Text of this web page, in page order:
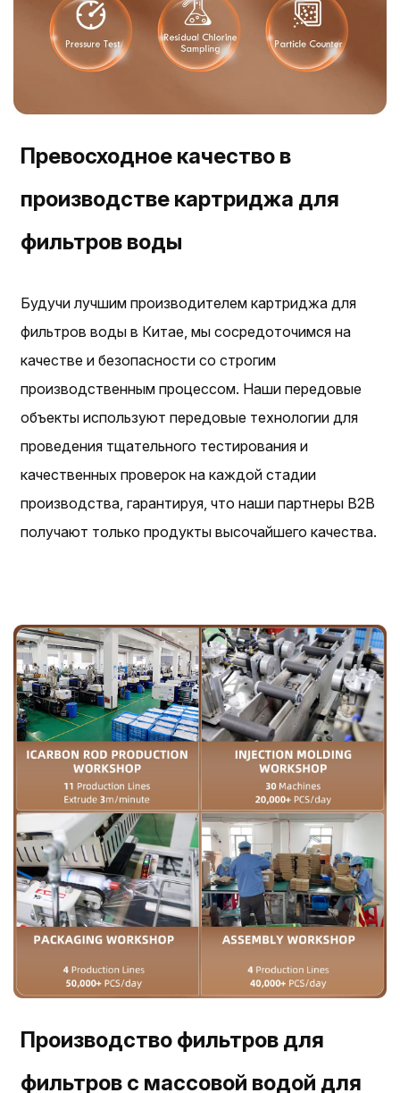
Превосходное качество в
производстве картриджа для
фильтров воды
Будучи лучшим производителем картриджа для
фильтров воды в Китае, мы сосредоточимся на
качестве и безопасности со строгим
производственным процессом. Наши передовые
объекты используют передовые технологии для
проведения тщательного тестирования и
качественных проверок на каждой стадии
производства, гарантируя, что наши партнеры B2B
получают только продукты высочайшего качества.
Производство фильтров для
фильтров с массовой водой для